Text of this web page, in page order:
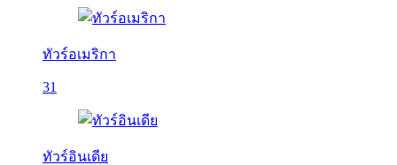
ทัวร์อเมริกา
31
ทัวร์อินเดีย